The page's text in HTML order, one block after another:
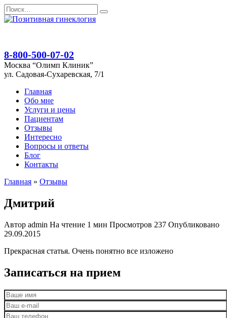
Перейти
к
Search
for:
8-800-500-07-02
Москва “Олимп Клиник”
ул. Садовая-Сухаревская, 7/1
Главная
Обо мне
Услуги и цены
Пациентам
Отзывы
Интересно
Вопросы и ответы
Блог
Контакты
Главная » Отзывы
Дмитрий
Автор admin На чтение 1 мин Просмотров 237 Опубликовано
29.09.2015
Прекрасная статья. Очень понятно все изложено
Записаться на прием